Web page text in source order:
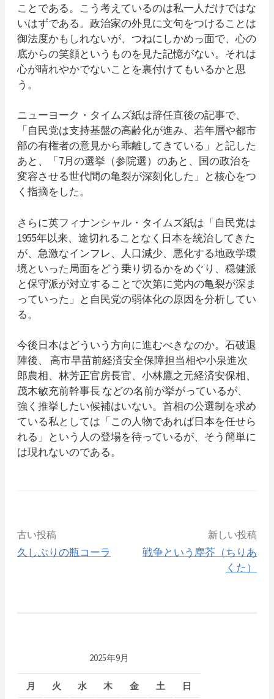
ことである。こう考えているのは私一人だけではな
いはずである。政治家の外見に文句をつけることは
御法度かもしれないが、つねにしかめっ面で、心の
底からの笑顔というものを見た記憶がない。それは
心が晴れやかでないことを裏付けてもいるかと思
う。
ニューヨーク・タイムズ紙は辞任直後の記事で、
「自民党は支持基盤の高齢化が進み、若年層や都市
部の有権者の意見から乖離してきている」と記した
あと、「7月の選挙（参院選）のあと、国の政治を
変容させる世代間の亀裂が深刻化した」と核心をつ
く指摘をした。
さらに英フィナンシャル・タイムズ紙は「自民党は
1955年以来、途切れることなく日本を統治してきた
が、急激なインフレ、人口減少、悪化する地政学環
境といった局面をどう乗り切るかをめぐり、穏健派
と保守派が対立することで次第に党内の亀裂が深ま
っていった」と自民党の弱体化の原因を分析してい
る。
今後日本はどういう方向に進むべきなのか。石破退
陣後、 高市早苗前経済安全保障担当相や小泉進次
郎農相、林芳正官房長官、小林鷹之元経済安保相、
茂木敏充前幹事長 などの名前が挙がっているが、
強く推挙したい候補はいない。首相の公選制を求め
ている私としては「この人物であれば日本を任せら
れる」という人の登場を待っているが、そう簡単に
は現れないのである。
ゲ
古い投稿
久しぶりの瓶コーラ
新しい投稿
戦争という塵芥（ちりあ
くた）
2025年9月
月 火 水 木 金 土 日